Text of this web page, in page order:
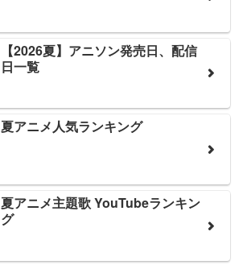
【2026夏】アニソン発売日、配信
日一覧
夏アニメ人気ランキング
夏アニメ主題歌 YouTubeランキン
グ